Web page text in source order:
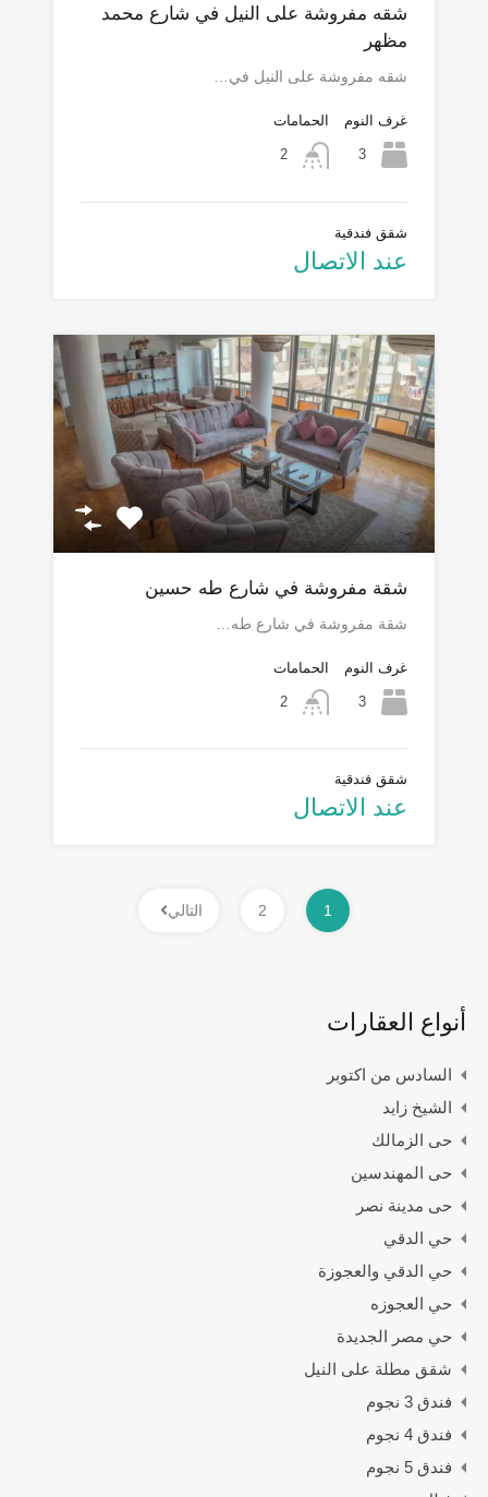
شقه مفروشة على النيل في شارع محمد
مظهر
شقه مفروشة على النيل في…
غرف النوم
3
الحمامات
2
شقق فندقية
عند الاتصال
شقة مفروشة في شارع طه حسين
شقة مفروشة في شارع طه…
غرف النوم
3
الحمامات
2
شقق فندقية
عند الاتصال
1
2 التالي
أنواع العقارات
السادس من اكتوبر
الشيخ زايد
حى الزمالك
حى المهندسين
حى مدينة نصر
حي الدقي
حي الدقي والعجوزة
حي العجوزه
حي مصر الجديدة
شقق مطلة على النيل
فندق 3 نجوم
فندق 4 نجوم
فندق 5 نجوم